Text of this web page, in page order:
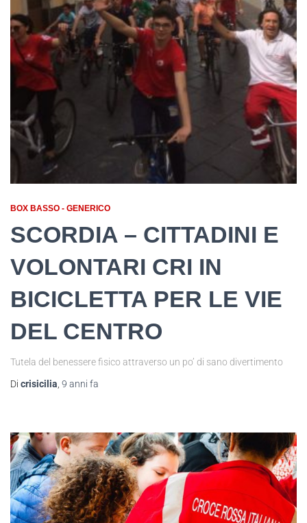
BOX BASSO - GENERICO
SCORDIA – CITTADINI E ​
VOLONTARI CRI IN
BICICLETTA PER LE VIE
DEL CENTRO
​Tutela del benessere fisico attraverso un po’ di sano divertimento
Di crisicilia 9 anni fa